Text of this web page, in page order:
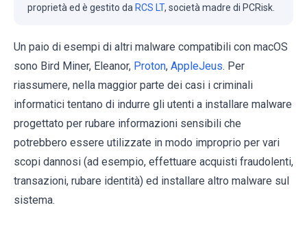
proprietà ed è gestito da RCS LT, società madre di PCRisk.
Un paio di esempi di altri malware compatibili con macOS
sono Bird Miner, Eleanor, Proton, AppleJeus. Per
riassumere, nella maggior parte dei casi i criminali
informatici tentano di indurre gli utenti a installare malware
progettato per rubare informazioni sensibili che
potrebbero essere utilizzate in modo improprio per vari
scopi dannosi (ad esempio, effettuare acquisti fraudolenti,
transazioni, rubare identità) ed installare altro malware sul
sistema.